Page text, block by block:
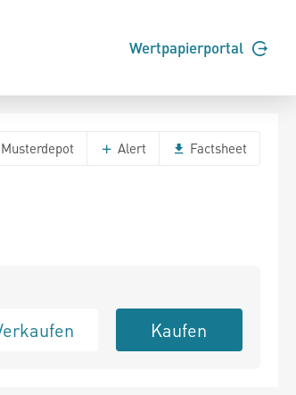
Wertpapierportal
Musterdepot Alert Factsheet
Kaufen